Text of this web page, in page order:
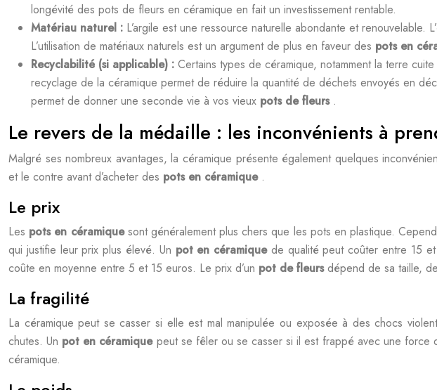
longévité des pots de fleurs en céramique en fait un investissement rentable.
Matériau naturel : L’argile est une ressource naturelle abondante et renouvelable.
L’utilisation de matériaux naturels est un argument de plus en faveur des pots en
Recyclabilité (si applicable) : Certains types de céramique, notamment la terre
recyclage de la céramique permet de réduire la quantité de déchets envoyés en
permet de donner une seconde vie à vos vieux pots de fleurs .
Le revers de la médaille : les inconvénients à
Malgré ses nombreux avantages, la céramique présente également quelques
et le contre avant d’acheter des pots en céramique .
Le prix
Les pots en céramiquesont généralement plus chers que les pots en plastique.
qui justifie leur prix plus élevé. Un pot en céramique de qualité peut coûter entre 15
coûte en moyenne entre 5 et 15 euros. Le prix d’un pot de fleursdépend de sa taille,
La fragilité
La céramique peut se casser si elle est mal manipulée ou exposée à des chocs
chutes. Un pot en céramique peut se fêler ou se casser si il est frappé avec une force
céramique.